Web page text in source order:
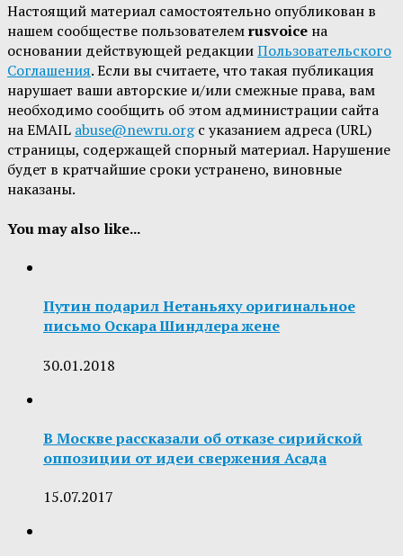
Настоящий материал самостоятельно опубликован в
нашем сообществе пользователемrusvoice на
основании действующей редакцииПользовательского
Соглашения. Если вы считаете, что такая публикация
нарушает ваши авторские и/или смежные права, вам
необходимо сообщить об этом администрации сайта
на EMAIL abuse@newru.orgс указанием адреса (URL)
страницы, содержащей спорный материал. Нарушение
будет в кратчайшие сроки устранено, виновные
наказаны.
You may also like...
Путин подарил Нетаньяху оригинальное
письмо Оскара Шиндлера жене
30.01.2018
В Москве рассказали об отказе сирийской
оппозиции от идеи свержения Асада
15.07.2017